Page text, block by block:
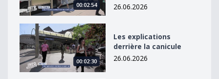
00:02:54
26.06.2026
Les explications derrière la canicule
00:02:30
Les explications
derrière la canicule
26.06.2026